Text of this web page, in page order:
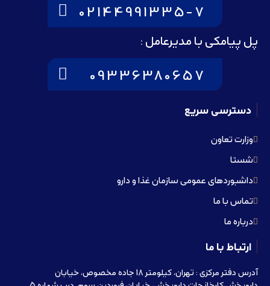
02144991335-7
پل پیامکی با مدیرعامل :
09336380657
دسترسی سریع
وزارت تعاون
شستا
داشبوردهای عمومی سازمان غذا و دارو
تماس با ما
درباره ما
ارتباط با ما
آدرس دفتر مرکزی : تهران، کیلومتر 18 جاده مخصوص، خیابان